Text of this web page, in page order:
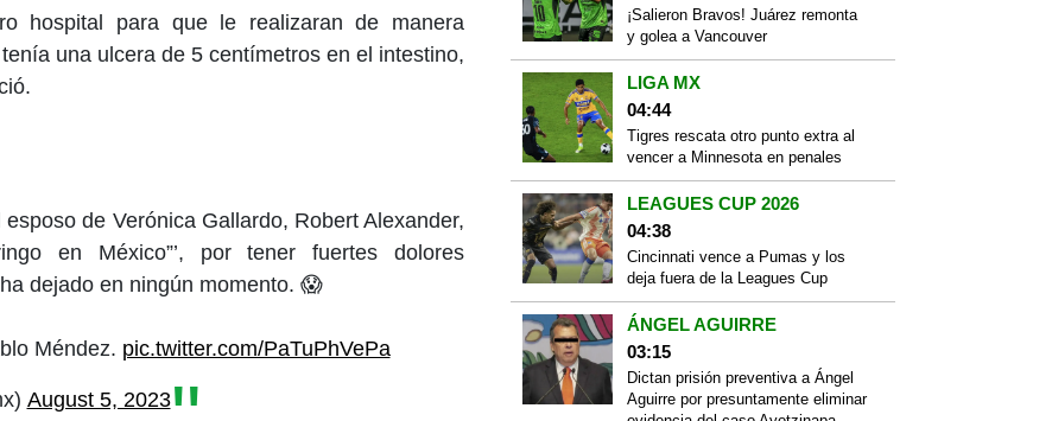
hospital para que le realizaran de manera
una ulcera de 5 centímetros en el intestino,
de Verónica Gallardo, Robert Alexander,
en México”’, por tener fuertes dolores
dejado en ningún momento. 😱
Méndez. pic.twitter.com/PaTuPhVePa
August 5, 2023
¡Salieron Bravos! Juárez remonta
y golea a Vancouver
LIGA MX
04:44
Tigres rescata otro punto extra al
vencer a Minnesota en penales
LEAGUES CUP 2026
04:38
Cincinnati vence a Pumas y los
deja fuera de la Leagues Cup
ÁNGEL AGUIRRE
03:15
Dictan prisión preventiva a Ángel
Aguirre por presuntamente eliminar